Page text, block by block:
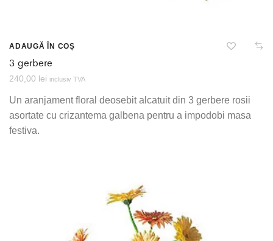
ADAUGĂ ÎN COȘ
3 gerbere
240,00 lei inclusiv TVA
Un aranjament floral deosebit alcatuit din 3 gerbere rosii
asortate cu crizantema galbena pentru a impodobi masa
festiva.